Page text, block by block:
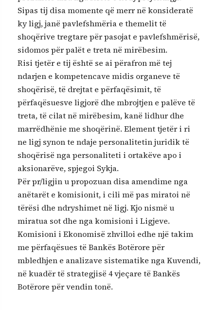
Sipas tij disa momente që merr në konsideratë
ky ligj, janë pavlefshmëria e themelit të
shoqërive tregtare për pasojat e pavlefshmërisë,
sidomos për palët e treta në mirëbesim.
Risi tjetër e tij është se ai përafron më tej
ndarjen e kompetencave midis organeve të
shoqërisë, të drejtat e përfaqësimit, të
përfaqësuesve ligjorë dhe mbrojtjen e palëve të
treta, të cilat në mirëbesim, kanë lidhur dhe
marrëdhënie me shoqërinë. Element tjetër i ri
ne ligj synon te ndaje personalitetin juridik të
shoqërisë nga personaliteti i ortakëve apo i
aksionarëve, spjegoi Sykja.
Për pr/ligjin u propozuan disa amendime nga
anëtarët e komisionit, i cili më pas miratoi në
tërësi dhe ndryshimet në ligj. Kjo nismë u
miratua sot dhe nga komisioni i Ligjeve.
Komisioni i Ekonomisë zhvilloi edhe një takim
me përfaqësues të Bankës Botërore për
mbledhjen e analizave sistematike nga Kuvendi,
në kuadër të strategjisë 4 vjeçare të Bankës
Botërore për vendin tonë.